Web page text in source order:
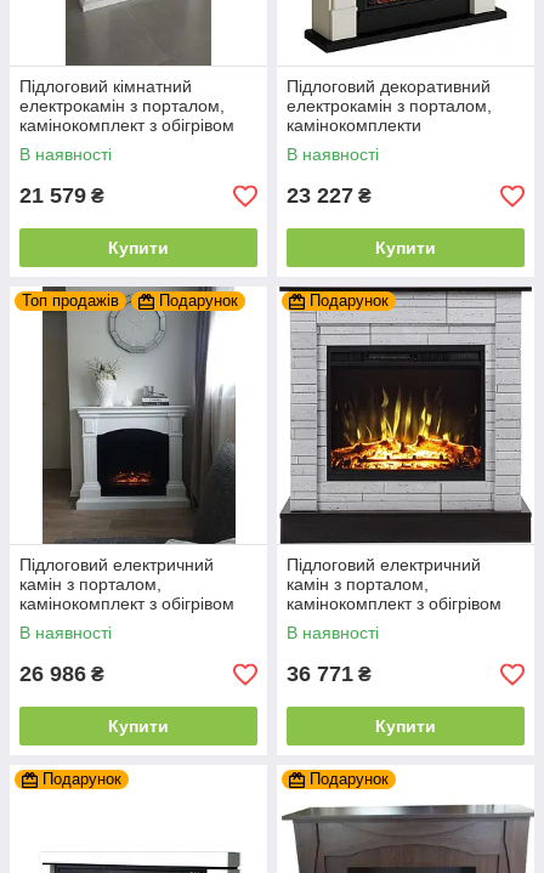
Підлоговий кімнатний
електрокамін з порталом,
камінокомплект з обігрівом
для дому Tagu Larsen білий
В наявності
21 579 ₴
Купити
Підлоговий декоративний
електрокамін з порталом,
камінокомплекти
електричний з обігрівом Tagu
Helmi бежевий
В наявності
23 227 ₴
Купити
Топ продажів Подарунок
Підлоговий електричний
камін з порталом,
камінокомплект з обігрівом
для дому Tagu Magna білий
В наявності
26 986 ₴
Купити
Подарунок
Підлоговий електричний
камін з порталом,
камінокомплект з обігрівом
Aflamo Vigo Бетон Венге +
LED 60 3D 90 см
В наявності
36 771 ₴
Купити
Подарунок Подарунок